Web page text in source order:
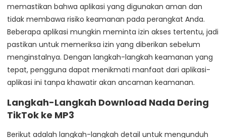
memastikan bahwa aplikasi yang digunakan aman dan
tidak membawa risiko keamanan pada perangkat Anda.
Beberapa aplikasi mungkin meminta izin akses tertentu, jadi
pastikan untuk memeriksa izin yang diberikan sebelum
menginstalnya. Dengan langkah-langkah keamanan yang
tepat, pengguna dapat menikmati manfaat dari aplikasi-
aplikasi ini tanpa khawatir akan ancaman keamanan.
Langkah-Langkah Download Nada Dering
TikTok ke MP3
Berikut adalah langkah-langkah detail untuk mengunduh